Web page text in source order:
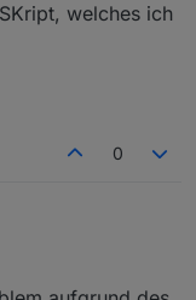
welches ich
0
State